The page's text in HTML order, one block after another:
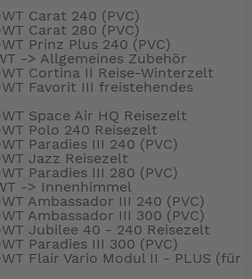
Carat 240 (PVC)
Carat 280 (PVC)
Prinz Plus 240 (PVC)
-> Allgemeines Zubehör
Cortina II Reise-Winterzelt
Favorit III freistehendes
Space Air HQ Reisezelt
Polo 240 Reisezelt
Paradies III 240 (PVC)
Jazz Reisezelt
Paradies III 280 (PVC)
-> Innenhimmel
Ambassador III 240 (PVC)
Ambassador III 300 (PVC)
Jubilee 40 - 240 Reisezelt
Paradies III 300 (PVC)
Flair Vario Modul II - PLUS (für